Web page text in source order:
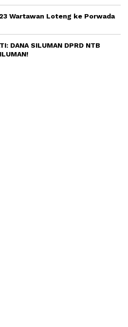
Wartawan Loteng ke Porwada
DANA SILUMAN DPRD NTB